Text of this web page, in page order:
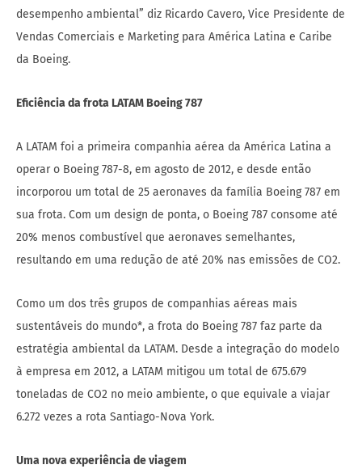
desempenho ambiental” diz Ricardo Cavero, Vice Presidente de
Vendas Comerciais e Marketing para América Latina e Caribe
da Boeing.
Eficiência da frota LATAM Boeing 787
A LATAM foi a primeira companhia aérea da América Latina a
operar o Boeing 787-8, em agosto de 2012, e desde então
incorporou um total de 25 aeronaves da família Boeing 787 em
sua frota. Com um design de ponta, o Boeing 787 consome até
20% menos combustível que aeronaves semelhantes,
resultando em uma redução de até 20% nas emissões de CO2.
Como um dos três grupos de companhias aéreas mais
sustentáveis do mundo*, a frota do Boeing 787 faz parte da
estratégia ambiental da LATAM. Desde a integração do modelo
à empresa em 2012, a LATAM mitigou um total de 675.679
toneladas de CO2 no meio ambiente, o que equivale a viajar
6.272 vezes a rota Santiago-Nova York.
Uma nova experiência de viagem